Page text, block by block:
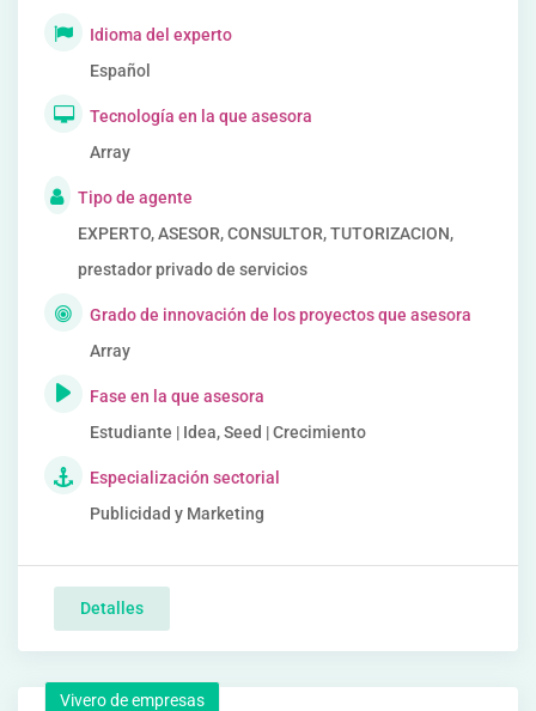
Idioma del experto
Español
Tecnología en la que asesora
Array
Tipo de agente
EXPERTO, ASESOR, CONSULTOR, TUTORIZACION,
prestador privado de servicios
Grado de innovación de los proyectos que asesora
Array
Fase en la que asesora
Estudiante | Idea, Seed | Crecimiento
Especialización sectorial
Publicidad y Marketing
Detalles
Vivero de empresas